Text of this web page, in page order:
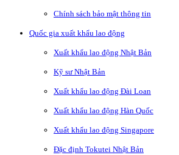
Chính sách bảo mật thông tin
Quốc gia xuất khẩu lao động
Xuất khẩu lao động Nhật Bản
Kỹ sư Nhật Bản
Xuất khẩu lao động Đài Loan
Xuất khẩu lao động Hàn Quốc
Xuất khẩu lao động Singapore
Đặc định Tokutei Nhật Bản